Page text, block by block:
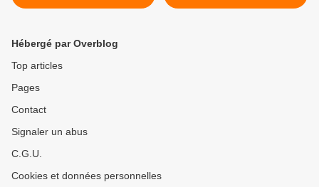
2024 >
Hébergé par Overblog
Top articles
Pages
Contact
Signaler un abus
C.G.U.
Cookies et données personnelles